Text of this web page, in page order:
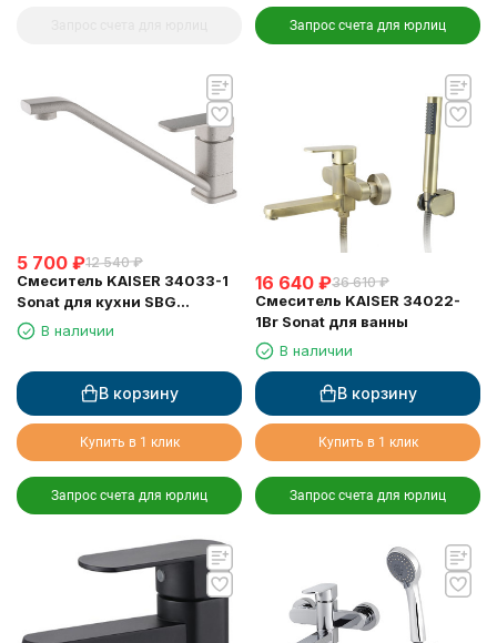
Запрос счета для юрлиц
5 700 ₽12 540 ₽
Смеситель KAISER 34033-1
Sonat для кухни SBG
песочный
В наличии
В корзину
Купить в 1 клик
Запрос счета для юрлиц
16 640 ₽36 610 ₽
Смеситель KAISER 34022-
1Br Sonat для ванны
В наличии
В корзину
Купить в 1 клик
Запрос счета для юрлиц